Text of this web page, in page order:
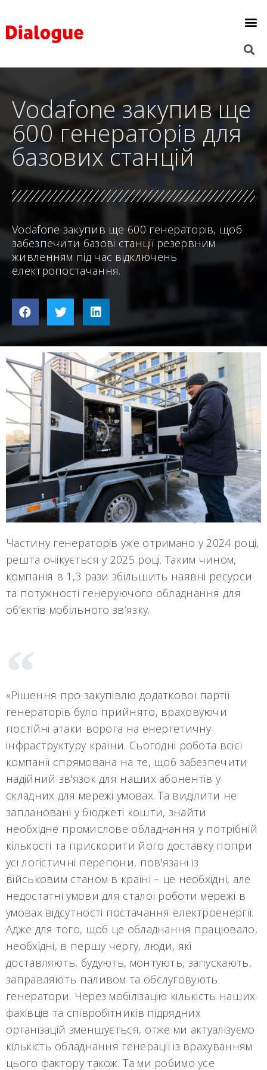
Vodafone закупив ще
600 генераторів для
базових станцій
Vodafone закупив ще 600 генераторів, щоб
забезпечити базові станції резервним
живленням під час відключень
електропостачання.
Частину генераторів уже отримано у 2024 році,
решта очікується у 2025 році. Таким чином,
компанія в 1,3 рази збільшить наявні ресурси
та потужності генеруючого обладнання для
об’єктів мобільного зв’язку.
«Рішення про закупівлю додаткової партії
генераторів було прийнято, враховуючи
постійні атаки ворога на енергетичну
інфраструктуру країни. Сьогодні робота всієї
компанії спрямована на те, щоб забезпечити
надійний зв'язок для наших абонентів у
складних для мережі умовах. Та виділити не
заплановані у бюджеті кошти, знайти
необхідне промислове обладнання у потрібній
кількості та прискорити його доставку попри
усі логістичні перепони, пов'язані із
військовим станом в країні – це необхідні, але
недостатні умови для сталої роботи мережі в
умовах відсутності постачання електроенергії.
Адже для того, щоб це обладнання працювало,
необхідні, в першу чергу, люди, які
доставляють, будують, монтують, запускають,
заправляють паливом та обслуговують
генератори. Через мобілізацію кількість наших
фахівців та співробітників підрядних
організацій зменшується, отже ми актуалізуємо
кількість обладнання генерації із врахуванням
цього фактору також. Та ми робимо усе